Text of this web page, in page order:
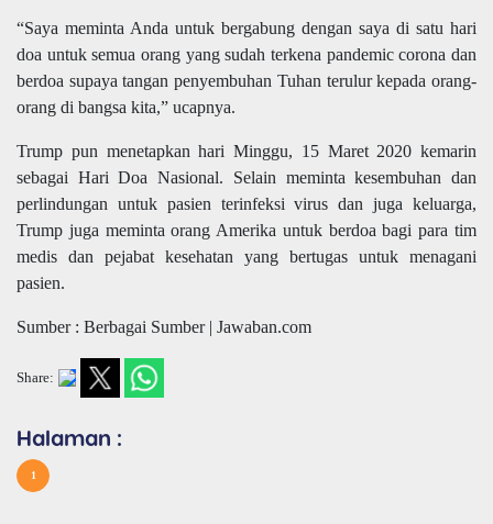
“Saya meminta Anda untuk bergabung dengan saya di satu hari
doa untuk semua orang yang sudah terkena pandemic corona dan
berdoa supaya tangan penyembuhan Tuhan terulur kepada orang-
orang di bangsa kita,” ucapnya.
Trump pun menetapkan hari Minggu, 15 Maret 2020 kemarin
sebagai Hari Doa Nasional. Selain meminta kesembuhan dan
perlindungan untuk pasien terinfeksi virus dan juga keluarga,
Trump juga meminta orang Amerika untuk berdoa bagi para tim
medis dan pejabat kesehatan yang bertugas untuk menagani
pasien.
Sumber : Berbagai Sumber | Jawaban.com
Share:
Halaman :
1